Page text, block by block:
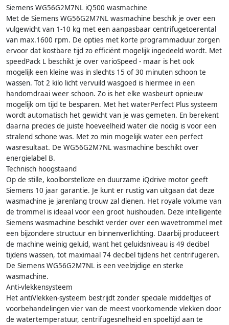
Siemens WG56G2M7NL iQ500 wasmachine
Met de Siemens WG56G2M7NL wasmachine beschik je over een
vulgewicht van 1-10 kg met een aanpasbaar centrifugetoerental
van max.1600 rpm. De opties met korte programmaduur zorgen
ervoor dat kostbare tijd zo efficiënt mogelijk ingedeeld wordt. Met
speedPack L beschikt je over varioSpeed - maar is het ook
mogelijk een kleine was in slechts 15 of 30 minuten schoon te
wassen. Tot 2 kilo licht vervuild wasgoed is hiermee in een
handomdraai weer schoon. Zo is het elke wasbeurt opnieuw
mogelijk om tijd te besparen. Met het waterPerfect Plus systeem
wordt automatisch het gewicht van je was gemeten. En berekent
daarna precies de juiste hoeveelheid water die nodig is voor een
stralend schone was. Met zo min mogelijk water een perfect
wasresultaat. De WG56G2M7NL wasmachine beschikt over
energielabel B.
Technisch hoogstaand
Op de stille, koolborstelloze en duurzame iQdrive motor geeft
Siemens 10 jaar garantie. Je kunt er rustig van uitgaan dat deze
wasmachine je jarenlang trouw zal dienen. Het royale volume van
de trommel is ideaal voor een groot huishouden. Deze intelligente
Siemens wasmachine beschikt verder over een wavetrommel met
een bijzondere structuur en binnenverlichting. Daarbij produceert
de machine weinig geluid, want het geluidsniveau is 49 decibel
tijdens wassen, tot maximaal 74 decibel tijdens het centrifugeren.
De Siemens WG56G2M7NL is een veelzijdige en sterke
wasmachine.
Anti-vlekkensysteem
Het antiVlekken-systeem bestrijdt zonder speciale middeltjes of
voorbehandelingen vier van de meest voorkomende vlekken door
de watertemperatuur, centrifugesnelheid en spoeltijd aan te